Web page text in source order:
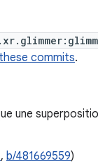
these commits.
une
, b/481669559)